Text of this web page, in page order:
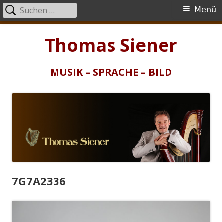
Thomas Siener
MUSIK – SPRACHE – BILD
Primäres
Menü
Suchen
nach:
7G7A2336